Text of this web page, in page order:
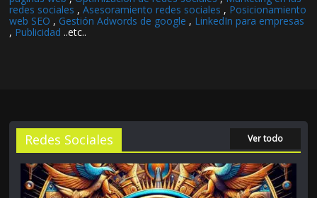
redes sociales ,Asesoramiento redes sociales , Posicionamiento
web SEO , Gestión Adwords de google , LinkedIn para empresas
, Publicidad ..etc..
Redes Sociales Ver todo